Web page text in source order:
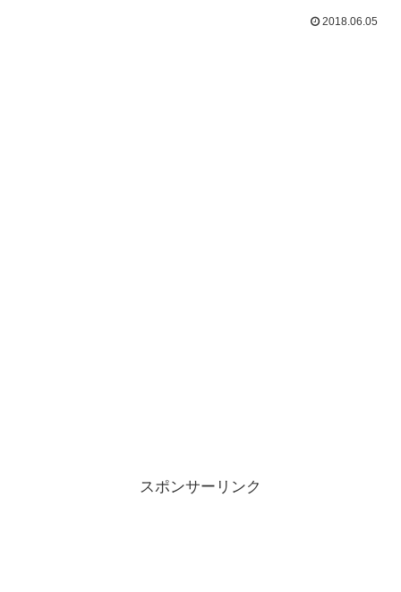
2018.06.05
スポンサーリンク